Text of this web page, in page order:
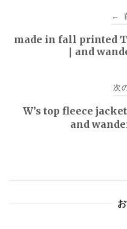
稿
←
made in fall printed T
｜and
次
W’s top fleece
and wander